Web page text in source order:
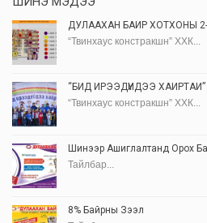
ДУЛААХАН БАЙР ХОТХОНЫ
“Твинхаус констракшн” ХХК...
“БИД ИРЭЭДҮЙДЭЭ ХАЙРТАЙ”
“Твинхаус констракшн” ХХК...
Шинээр Ашиглалтанд Орох
Тайлбар...
8% Байрны Зээл